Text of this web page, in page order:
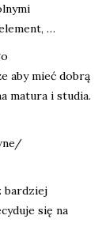
…
aby mieć dobrą
matura i studia.
bardziej
się na